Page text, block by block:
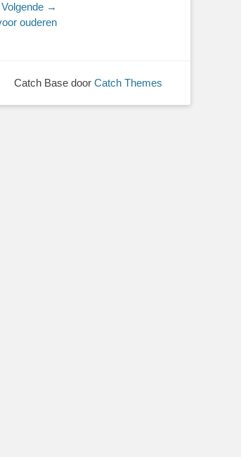
Volgende →
ouderen
Catch Base door Catch Themes